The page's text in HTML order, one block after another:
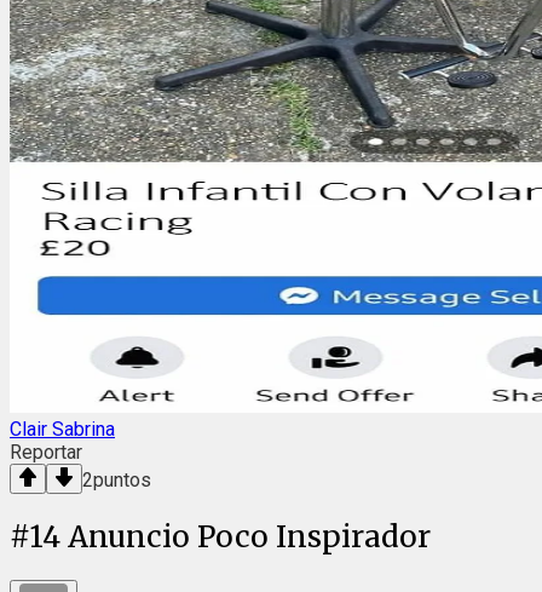
Clair Sabrina
Reportar
2puntos
#14Anuncio Poco Inspirador